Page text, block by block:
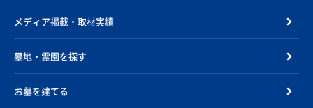
メディア掲載・取材実績
墓地・霊園を探す
お墓を建てる